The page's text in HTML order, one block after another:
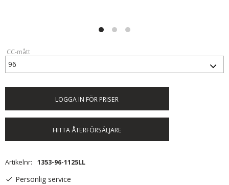
CC-mått
LOGGA IN FÖR PRISER
HITTA ÅTERFÖRSÄLJARE
Artikelnr 1353-96-1125LL
Personlig service